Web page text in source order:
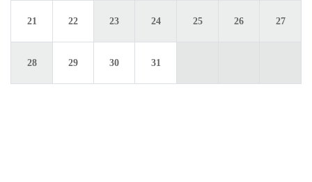
21 22 23 24 25 26 27
28 29 30 31